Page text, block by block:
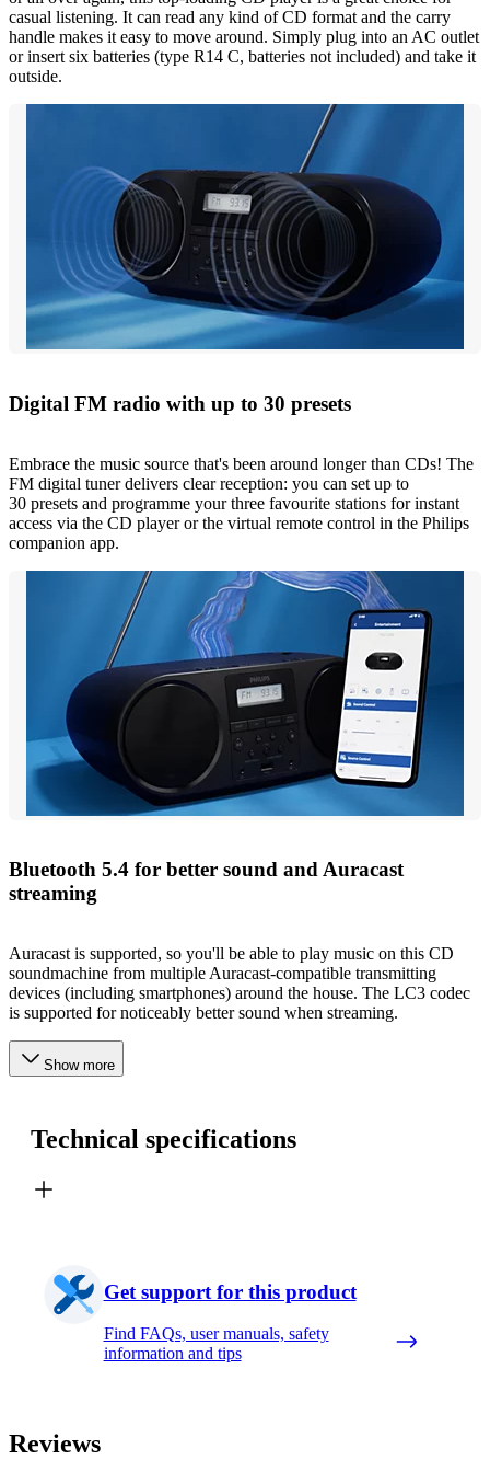
casual listening. It can read any kind of CD format and the carry
handle makes it easy to move around. Simply plug into an AC outlet
or insert six batteries (type R14 C, batteries not included) and take it
outside.
Digital FM radio with up to 30 presets
Embrace the music source that's been around longer than CDs! The
FM digital tuner delivers clear reception: you can set up to
30 presets and programme your three favourite stations for instant
access via the CD player or the virtual remote control in the Philips
companion app.
Bluetooth 5.4 for better sound and Auracast
streaming
Auracast is supported, so you'll be able to play music on this CD
soundmachine from multiple Auracast-compatible transmitting
devices (including smartphones) around the house. The LC3 codec
is supported for noticeably better sound when streaming.
Show more
Technical specifications
Get support for this product
Find FAQs, user manuals, safety
information and tips
Reviews